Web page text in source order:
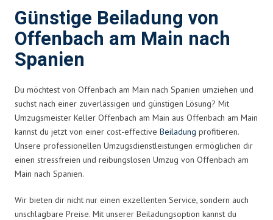
Günstige Beiladung von
Offenbach am Main nach
Spanien
Du möchtest von Offenbach am Main nach Spanien umziehen und
suchst nach einer zuverlässigen und günstigen Lösung? Mit
Umzugsmeister Keller Offenbach am Main aus Offenbach am Main
kannst du jetzt von einer cost-effective Beiladung profitieren.
Unsere professionellen Umzugsdienstleistungen ermöglichen dir
einen stressfreien und reibungslosen Umzug von Offenbach am
Main nach Spanien.
Wir bieten dir nicht nur einen exzellenten Service, sondern auch
unschlagbare Preise. Mit unserer Beiladungsoption kannst du